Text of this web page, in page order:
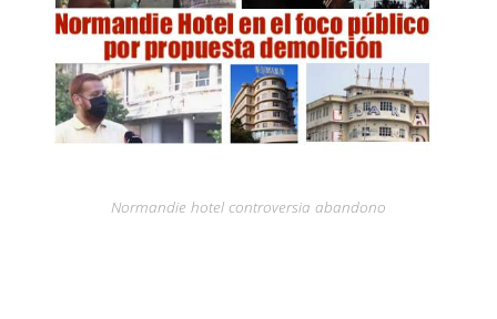
Normandie hotel controversia abandono